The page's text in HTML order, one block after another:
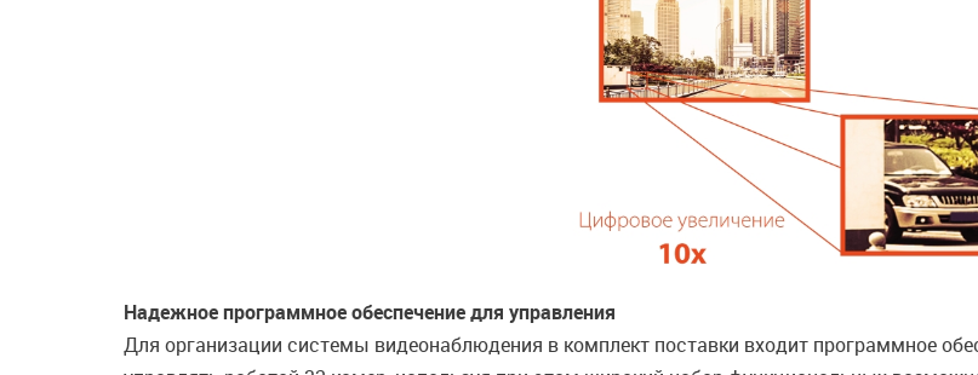
Надежное программное обеспечение для управления
Для организации системы видеонаблюдения в комплект поставки входит программное